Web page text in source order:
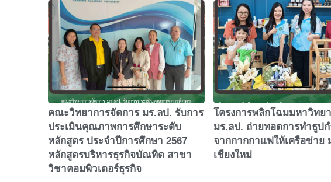
คณะวิทยาการจัดการ มร.ลป. รับการ
ประเมินคุณภาพการศึกษาระดับ
หลักสูตร ประจำปีการศึกษา 2567
หลักสูตรบริหารธุรกิจบัณทิต สาขา
วิชาคอมพิวเตอร์ธุรกิจ
โครงการพลิกโฉมมหาวิทย
มร.ลป. ถ่ายทอดการทำธูป
จากกากกาแฟให้เครือข่าย
เชียงใหม่